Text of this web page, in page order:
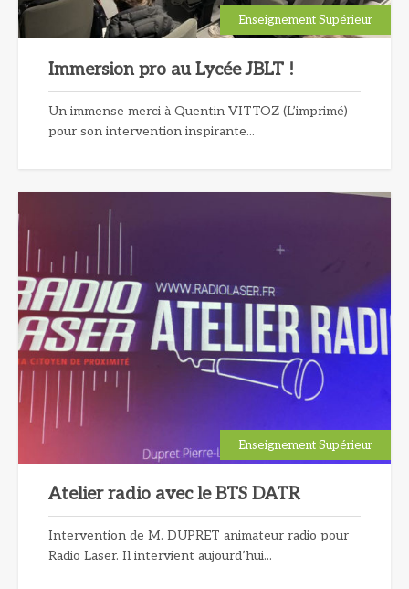
Enseignement Supérieur
Immersion pro au Lycée JBLT !
Un immense merci à Quentin VITTOZ (L’imprimé)
pour son intervention inspirante...
Enseignement Supérieur
Atelier radio avec le BTS DATR
Intervention de M. DUPRET animateur radio pour
Radio Laser. Il intervient aujourd’hui...